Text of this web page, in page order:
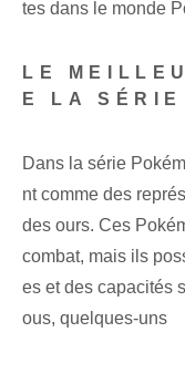
tes dans le monde
LE
E LA
Dans la série
nt comme des
des ours. Ces
combat, mais ils
es et des capacités
ous, quelques-uns